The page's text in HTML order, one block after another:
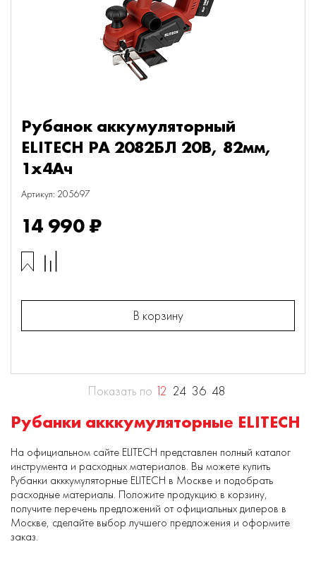
Рубанок аккумуляторный
ELITECH РА 2082БЛ 20В, 82мм,
1х4Ач
Артикул: 205697
14 990 ₽
В корзину
Показать по 12 24 36 48
Рубанки акккумуляторные ELITECH
На официальном сайте ELITECH представлен полный каталог
инструмента и расходных материалов. Вы можете купить
Рубанки акккумуляторные ELITECH в Москве и подобрать
расходные материалы. Положите продукцию в корзину,
получите перечень предложений от официальных дилеров в
Москве, сделайте выбор лучшего предложения и оформите
заказ.